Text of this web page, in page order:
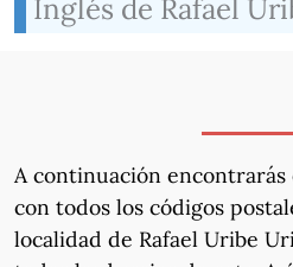
Inglés de Rafael
A continuación
con todos los códigos
localidad de Rafael Uribe